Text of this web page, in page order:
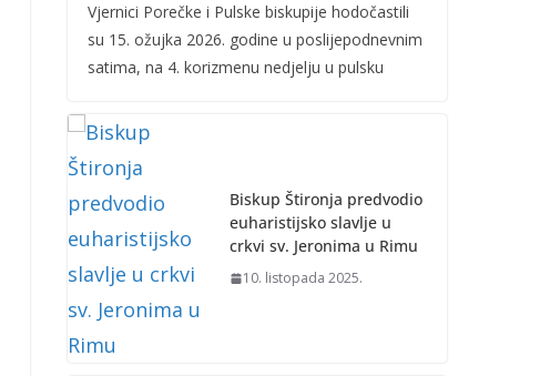
Vjernici Porečke i Pulske biskupije hodočastili
su 15. ožujka 2026. godine u poslijepodnevnim
satima, na 4. korizmenu nedjelju u pulsku
Biskup Štironja predvodio
euharistijsko slavlje u
crkvi sv. Jeronima u Rimu
10. listopada 2025.